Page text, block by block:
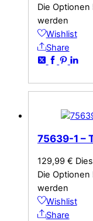
Die
werden
Wishlist
Share
75639-1 –
129,99 €
Die
werden
Wishlist
Share